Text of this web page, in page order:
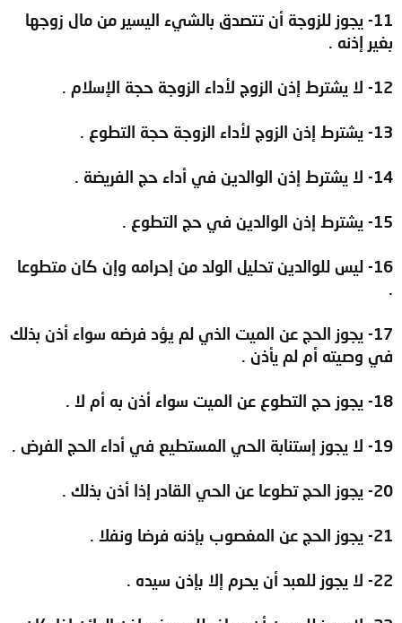
11- يجوز للزوجة أن تتصدق بالشيء اليسير من مال زوجها
بغير إذنه .
12- لا يشترط إذن الزوج لأداء الزوجة حجة الإسلام .
13- يشترط إذن الزوج لأداء الزوجة حجة التطوع .
14- لا يشترط إذن الوالدين في أداء حج الفريضة .
15- يشترط إذن الوالدين في حج التطوع .
16- ليس للوالدين تحليل الولد من إحرامه وإن كان متطوعا
.
17- يجوز الحج عن الميت الذي لم يؤد فرضه سواء أذن بذلك
في وصيته أم لم يأذن .
18- يجوز حج التطوع عن الميت سواء أذن به أم لا .
19- لا يجوز إستنابة الحي المستطيع في أداء الحج الفرض .
20- يجوز الحج تطوعا عن الحي القادر إذا أذن بذلك .
21- يجوز الحج عن المغصوب بإذنه فرضا ونفلا .
22- لا يجوز للعبد أن يحرم إلا بإذن سيده .